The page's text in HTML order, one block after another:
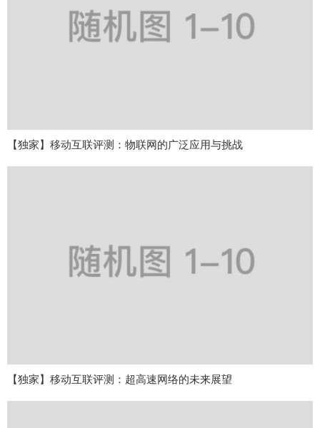
【独家】移动互联评测：物联网的广泛应用与挑战
【独家】移动互联评测：超高速网络的未来展望